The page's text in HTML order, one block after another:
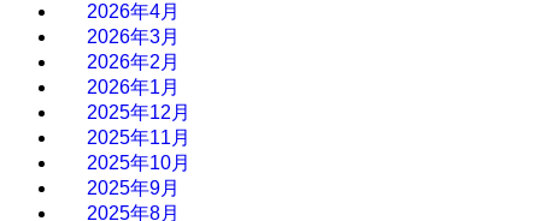
2026年4月
2026年3月
2026年2月
2026年1月
2025年12月
2025年11月
2025年10月
2025年9月
2025年8月